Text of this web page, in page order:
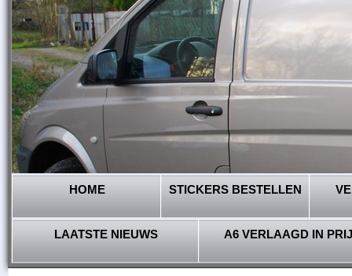
HOME STICKERS BESTELLEN
LAATSTE NIEUWS A6 VERLAAGD IN